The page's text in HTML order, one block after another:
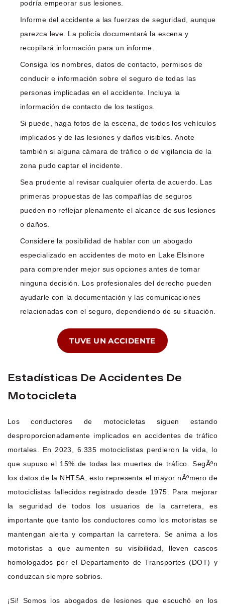
podría empeorar sus lesiones.
Informe del accidente a las fuerzas de seguridad, aunque
parezca leve. La policía documentará la escena y
recopilará información para un informe.
Consiga los nombres, datos de contacto, permisos de
conducir e información sobre el seguro de todas las
personas implicadas en el accidente. Incluya la
información de contacto de los testigos.
Si puede, haga fotos de la escena, de todos los vehículos
implicados y de las lesiones y daños visibles. Anote
también si alguna cámara de tráfico o de vigilancia de la
zona pudo captar el incidente.
Sea prudente al revisar cualquier oferta de acuerdo. Las
primeras propuestas de las compañías de seguros
pueden no reflejar plenamente el alcance de sus lesiones
o daños.
Considere la posibilidad de hablar con un abogado
especializado en accidentes de moto en Lake Elsinore
para comprender mejor sus opciones antes de tomar
ninguna decisión. Los profesionales del derecho pueden
ayudarle con la documentación y las comunicaciones
relacionadas con el seguro, dependiendo de su situación.
TUVE UN ACCIDENTE
Estadísticas De Accidentes De
Motocicleta
Los conductores de motocicletas siguen estando
desproporcionadamente implicados en accidentes de tráfico
mortales. En 2023, 6.335 motociclistas perdieron la vida, lo
que supuso el 15% de todas las muertes de tráfico. SegÃºn
los datos de la NHTSA, esto representa el mayor nÃºmero de
motociclistas fallecidos registrado desde 1975. Para mejorar
la seguridad de todos los usuarios de la carretera, es
importante que tanto los conductores como los motoristas se
mantengan alerta y compartan la carretera. Se anima a los
motoristas a que aumenten su visibilidad, lleven cascos
homologados por el Departamento de Transportes (DOT) y
conduzcan siempre sobrios.
¡Si! Somos los abogados de lesiones que escuchó en los